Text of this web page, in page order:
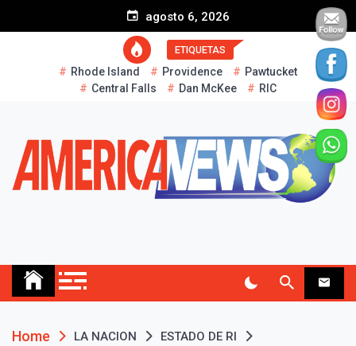
agosto 6, 2026
ETIQUETAS
Rhode Island Providence
Pawtucket
Central Falls
Dan McKee RIC
Home LA NACION
ESTADO DE RI